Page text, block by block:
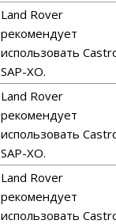
Land Rover
рекомендует
использовать
SAP-XO.
Land Rover
рекомендует
использовать
SAP-XO.
Land Rover
рекомендует
использовать